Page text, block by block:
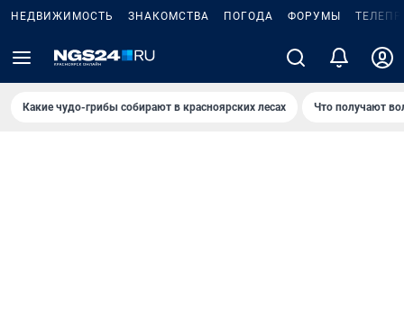
НЕДВИЖИМОСТЬ ЗНАКОМСТВА ПОГОДА ФОРУМЫ
Какие чудо-грибы собирают в красноярских лесах Что получают